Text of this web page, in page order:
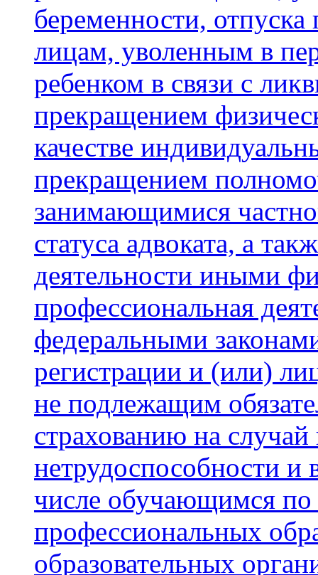
беременности,
лицам, уволенным в
ребенком в связи с
прекращением
качестве
прекращением
занимающимися
статуса адвоката, а
деятельности иными
профессиональная
федеральными
регистрации и (или)
не подлежащим
страхованию на
нетрудоспособности и
числе обучающимся
профессиональных
образовательных